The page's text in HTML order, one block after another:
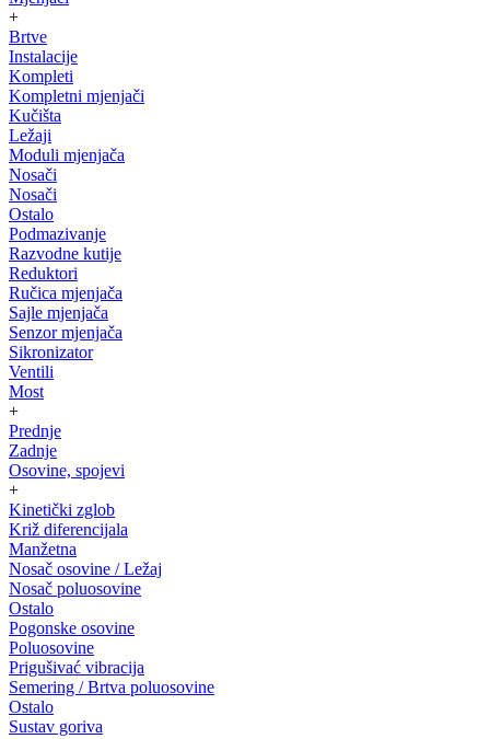
+
Brtve
Instalacije
Kompleti
Kompletni mjenjači
Kučišta
Ležaji
Moduli mjenjača
Nosači
Nosači
Ostalo
Podmazivanje
Razvodne kutije
Reduktori
Ručica mjenjača
Sajle mjenjača
Senzor mjenjača
Sikronizator
Ventili
Most
+
Prednje
Zadnje
Osovine, spojevi
+
Kinetički zglob
Križ diferencijala
Manžetna
Nosač osovine / Ležaj
Nosač poluosovine
Ostalo
Pogonske osovine
Poluosovine
Prigušivać vibracija
Semering / Brtva poluosovine
Ostalo
Sustav goriva